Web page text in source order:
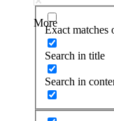
More
Exact matches
Search in title
Search in